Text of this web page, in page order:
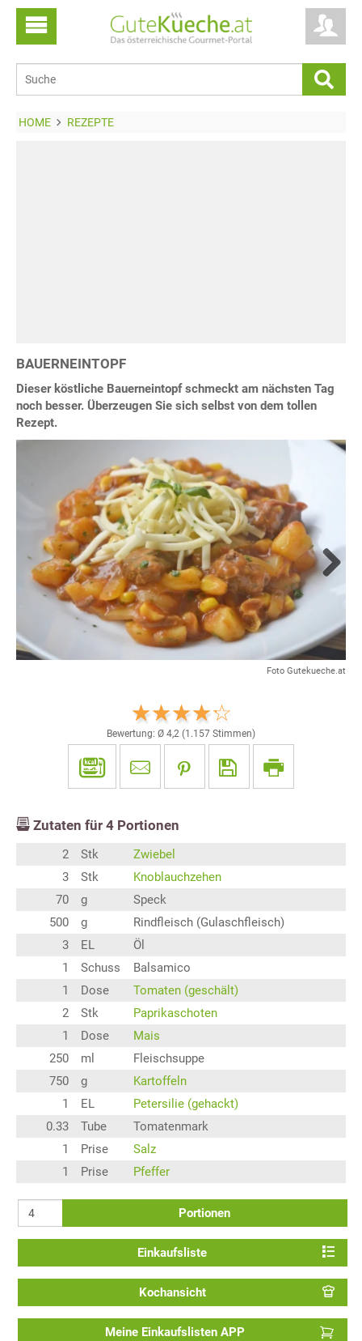
HOME REZEPTE
BAUERNEINTOPF
Dieser köstliche Bauerneintopf schmeckt am nächsten Tag
noch besser. Überzeugen Sie sich selbst von dem tollen
Rezept.
Foto Gutekueche.at
Bewertung: Ø 4,2 (1.157 Stimmen)
Zutaten für 4 Portionen
2 Stk
Zwiebel
3
Stk
Knoblauchzehen
70
g
Speck
500
g
Rindfleisch (Gulaschfleisch)
3
EL
Öl
1
Schuss
Balsamico
1
Dose
Tomaten (geschält)
2
Stk
Paprikaschoten
1
Dose
Mais
250
ml
Fleischsuppe
750
g
Kartoffeln
1
EL
Petersilie (gehackt)
0.33
Tube
Tomatenmark
1
Prise
Salz
1
Prise Pfeffer
Portionen
Einkaufsliste
Kochansicht
Meine Einkaufslisten APP